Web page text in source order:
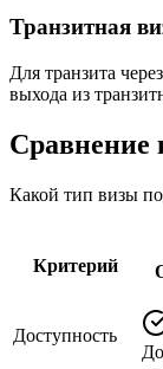
Транзитная
Для транзита
выхода из
Сравнение
Какой тип визы
Критерий
Доступность